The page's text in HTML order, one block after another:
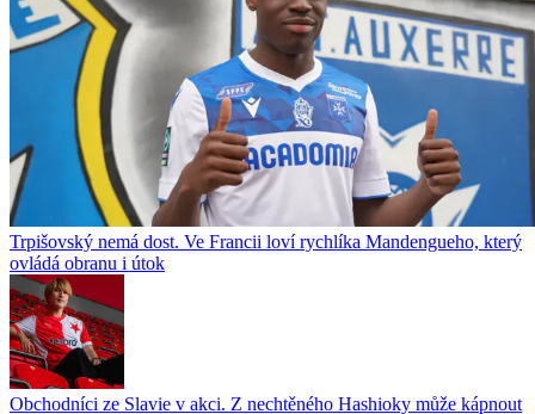
Trpišovský nemá dost. Ve Francii loví rychlíka Mandengueho, který
ovládá obranu i útok
Obchodníci ze Slavie v akci. Z nechtěného Hashioky může kápnout